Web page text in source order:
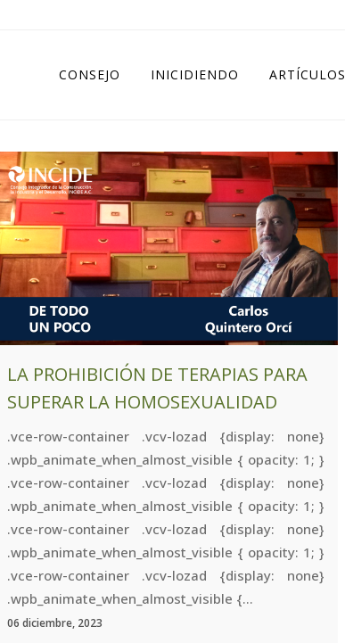
CONSEJO INICIDIENDO ARTÍCULOS
LA PROHIBICIÓN DE TERAPIAS PARA
SUPERAR LA HOMOSEXUALIDAD
.vce-row-container .vcv-lozad {display: none}
.wpb_animate_when_almost_visible { opacity: 1; }
.vce-row-container .vcv-lozad {display: none}
.wpb_animate_when_almost_visible { opacity: 1; }
.vce-row-container .vcv-lozad {display: none}
.wpb_animate_when_almost_visible { opacity: 1; }
.vce-row-container .vcv-lozad {display: none}
.wpb_animate_when_almost_visible {...
06 diciembre, 2023